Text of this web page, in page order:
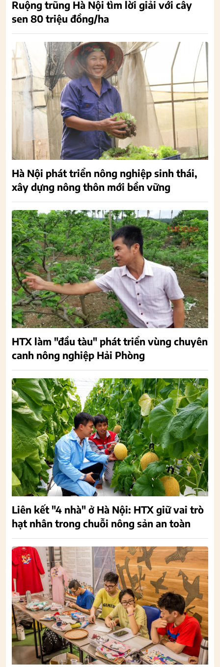
Ruộng trũng Hà Nội tìm lời giải với cây
sen 80 triệu đồng/ha
Hà Nội phát triển nông nghiệp sinh thái,
xây dựng nông thôn mới bền vững
HTX làm "đầu tàu" phát triển vùng chuyên
canh nông nghiệp Hải Phòng
Liên kết "4 nhà" ở Hà Nội: HTX giữ vai trò
hạt nhân trong chuỗi nông sản an toàn